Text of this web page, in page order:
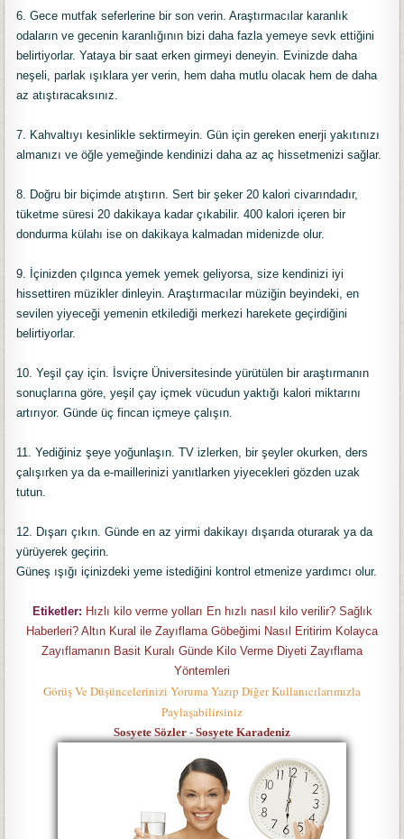
6. Gece mutfak seferlerine bir son verin. Araştırmacılar karanlık
odaların ve gecenin karanlığının bizi daha fazla yemeye sevk ettiğini
belirtiyorlar. Yataya bir saat erken girmeyi deneyin. Evinizde daha
neşeli, parlak ışıklara yer verin, hem daha mutlu olacak hem de daha
az atıştıracaksınız.
7. Kahvaltıyı kesinlikle sektirmeyin. Gün için gereken enerji yakıtınızı
almanızı ve öğle yemeğinde kendinizi daha az aç hissetmenizi sağlar.
8. Doğru bir biçimde atıştırın. Sert bir şeker 20 kalori civarındadır,
tüketme süresi 20 dakikaya kadar çıkabilir. 400 kalori içeren bir
dondurma külahı ise on dakikaya kalmadan midenizde olur.
9. İçinizden çılgınca yemek yemek geliyorsa, size kendinizi iyi
hissettiren müzikler dinleyin. Araştırmacılar müziğin beyindeki, en
sevilen yiyeceği yemenin etkilediği merkezi harekete geçirdiğini
belirtiyorlar.
10. Yeşil çay için. İsviçre Üniversitesinde yürütülen bir araştırmanın
sonuçlarına göre, yeşil çay içmek vücudun yaktığı kalori miktarını
artırıyor. Günde üç fincan içmeye çalışın.
11. Yediğiniz şeye yoğunlaşın. TV izlerken, bir şeyler okurken, ders
çalışırken ya da e-maillerinizi yanıtlarken yiyecekleri gözden uzak
tutun.
12. Dışarı çıkın. Günde en az yirmi dakikayı dışarıda oturarak ya da
yürüyerek geçirin.
Güneş ışığı içinizdeki yeme istediğini kontrol etmenize yardımcı olur.
Etiketler: Hızlı kilo verme yolları En hızlı nasıl kilo verilir? Sağlık
Haberleri? Altın Kural ile Zayıflama Göbeğimi Nasıl Eritirim Kolayca
Zayıflamanın Basit Kuralı Günde Kilo Verme Diyeti Zayıflama
Yöntemleri
Görüş Ve Düşüncelerinizi Yoruma Yazıp Diğer Kullanıcılarımızla
Paylaşabilirsiniz
Sosyete Sözler - Sosyete Karadeniz